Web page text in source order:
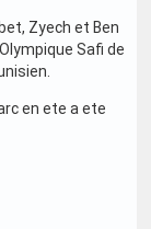
Zyech et Ben
Safi de
en ete a ete